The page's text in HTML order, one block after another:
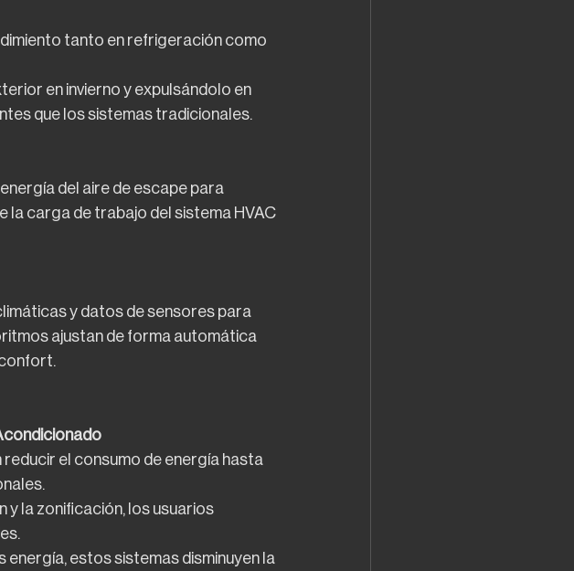
tanto en refrigeración como
en invierno y expulsándolo en
que los sistemas tradicionales.
del aire de escape para
la carga de trabajo del sistema HVAC
y datos de sensores para
ajustan de forma automática
el consumo de energía hasta
la zonificación, los usuarios
energía, estos sistemas disminuyen la